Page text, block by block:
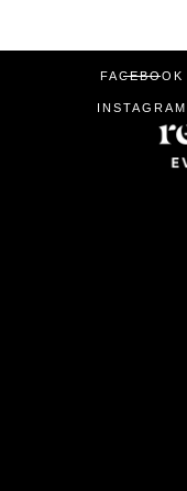
FACEBOOK
INSTAGRAM